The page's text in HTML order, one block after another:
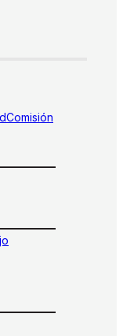
Comisión